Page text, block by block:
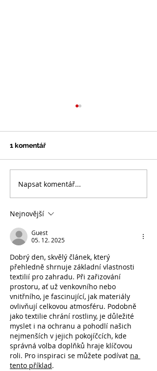
Užiteční pomocníci na
zahradu - fólie, textilie...
1 komentář
Napsat komentář...
Nejnovější
Guest
05. 12. 2025
Dobrý den, skvělý článek, který
přehledně shrnuje základní vlastnosti
textilií pro zahradu. Při zařizování
prostoru, ať už venkovního nebo
vnitřního, je fascinující, jak materiály
ovlivňují celkovou atmosféru. Podobně
jako textilie chrání rostliny, je důležité
myslet i na ochranu a pohodlí našich
nejmenších v jejich pokojíčcích, kde
správná volba doplňků hraje klíčovou
roli. Pro inspiraci se můžete podívat na
tento příklad.